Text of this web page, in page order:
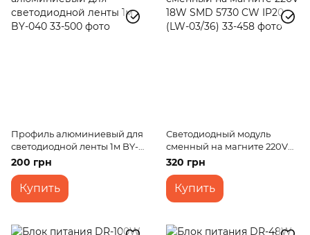
Профиль алюминиевый для
светодиодной ленты 1м BY-
040
200 грн
Купить
Светодиодный модуль
сменный на магните 220V
18W SMD 5730 CW IP20 (LW-
03/36)
320 грн
Купить